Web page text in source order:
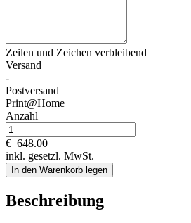
Zeilen und Zeichen verbleibend
Versand
-
Postversand
Print@Home
Anzahl
€ 648.00
inkl. gesetzl. MwSt.
In den Warenkorb legen
Beschreibung